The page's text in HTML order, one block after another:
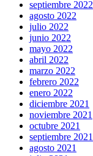
septiembre 2022
agosto 2022
julio 2022
junio 2022
mayo 2022
abril 2022
marzo 2022
febrero 2022
enero 2022
diciembre 2021
noviembre 2021
octubre 2021
septiembre 2021
agosto 2021